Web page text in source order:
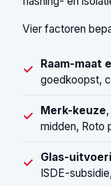
Vier factoren
✓ Raam-maat
goedkoopst,
✓ Merk-keuze
midden, Roto
✓ Glas-
ISDE-